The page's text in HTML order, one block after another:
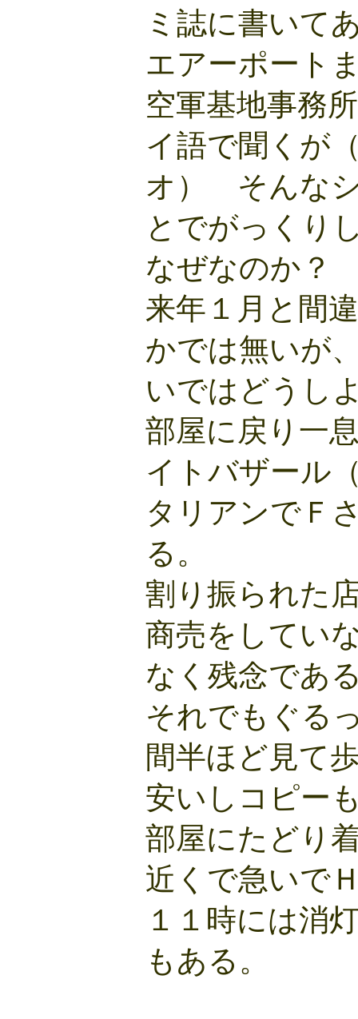
ミ誌に書いて
エアーポート
空軍基地事務
イ語で聞くが
オ） そんな
とでがっくり
なぜなのか？
来年１月と間
かでは無いが
いではどうし
部屋に戻り一
イトバザール
タリアンでＦ
る。
割り振られた
商売をしてい
なく残念であ
それでもぐる
間半ほど見て
安いしコピー
部屋にたどり
近くで急いで
１１時には消
もある。